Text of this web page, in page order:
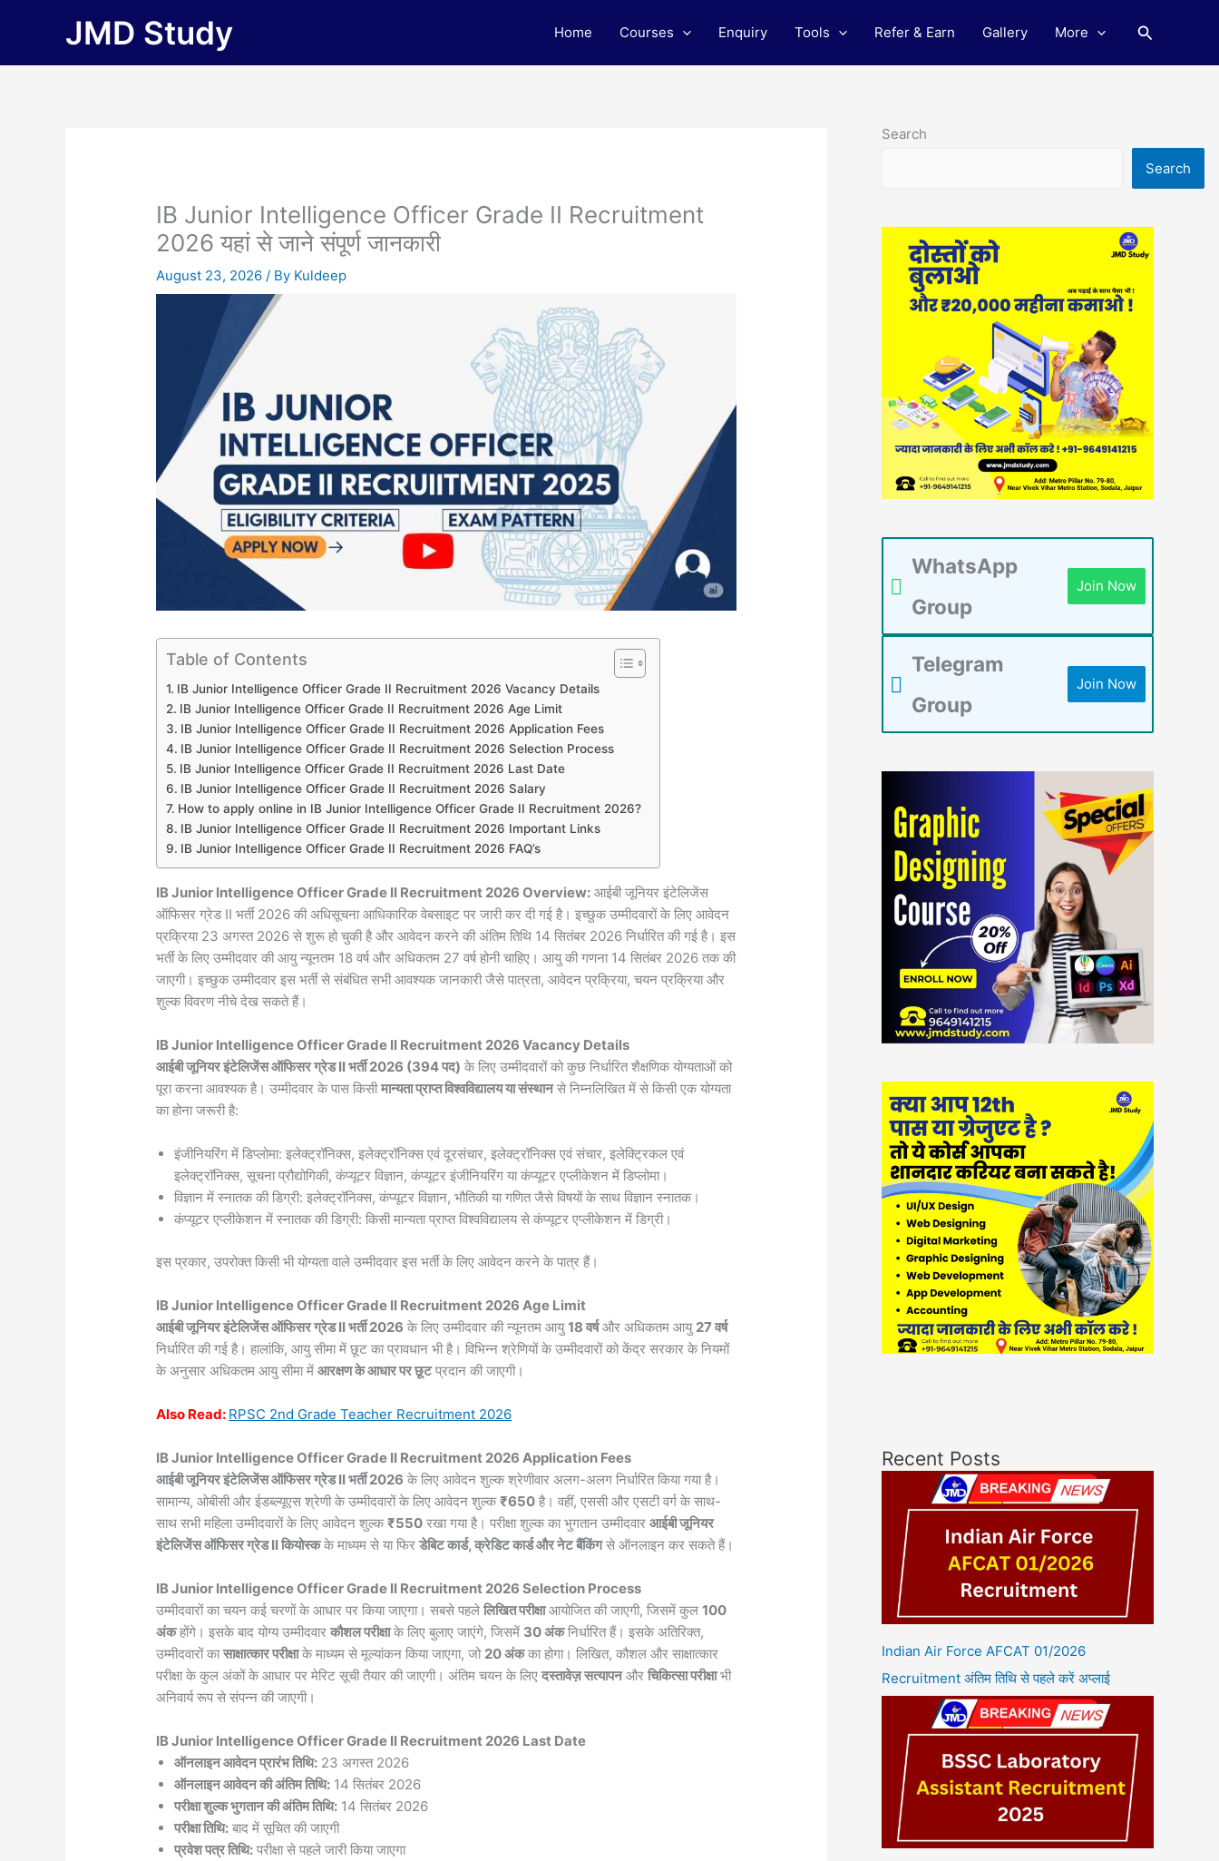
JMD Study Home Courses Enquiry Tools Refer & Earn Gallery More Search
IB Junior Intelligence Officer Grade II Recruitment
2026 यहां से जाने संपूर्ण जानकारी
August 23, 2026/ By Kuldeep
Table of Contents
IB Junior Intelligence Officer Grade II Recruitment 2026 Vacancy Details
IB Junior Intelligence Officer Grade II Recruitment 2026 Age Limit
IB Junior Intelligence Officer Grade II Recruitment 2026 Application Fees
IB Junior Intelligence Officer Grade II Recruitment 2026 Selection Process
IB Junior Intelligence Officer Grade II Recruitment 2026 Last Date
IB Junior Intelligence Officer Grade II Recruitment 2026 Salary
How to apply online in IB Junior Intelligence Officer Grade II Recruitment 2026?
IB Junior Intelligence Officer Grade II Recruitment 2026 Important Links
IB Junior Intelligence Officer Grade II Recruitment 2026 FAQ’s
IB Junior Intelligence Officer Grade II Recruitment 2026 Overview: आईबी जूनियर इंटेलिजेंस
ऑफिसर ग्रेड II भर्ती 2026 की अधिसूचना आधिकारिक वेबसाइट पर जारी कर दी गई है। इच्छुक उम्मीदवारों के लिए आवेदन
प्रक्रिया 23 अगस्त 2026 से शुरू हो चुकी है और आवेदन करने की अंतिम तिथि 14 सितंबर 2026 निर्धारित की गई है। इस
भर्ती के लिए उम्मीदवार की आयु न्यूनतम 18 वर्ष और अधिकतम 27 वर्ष होनी चाहिए। आयु की गणना 14 सितंबर 2026 तक की
जाएगी। इच्छुक उम्मीदवार इस भर्ती से संबंधित सभी आवश्यक जानकारी जैसे पात्रता, आवेदन प्रक्रिया, चयन प्रक्रिया और
शुल्क विवरण नीचे देख सकते हैं।
IB Junior Intelligence Officer Grade II Recruitment 2026 Vacancy Details
आईबी जूनियर इंटेलिजेंस ऑफिसर ग्रेड II भर्ती 2026 (394 पद) के लिए उम्मीदवारों को कुछ निर्धारित शैक्षणिक योग्यताओं को
पूरा करना आवश्यक है। उम्मीदवार के पास किसीमान्यता प्राप्त विश्वविद्यालय या संस्थानसे निम्नलिखित में से किसी एक योग्यता
का होना जरूरी है:
इंजीनियरिंग में डिप्लोमा: इलेक्ट्रॉनिक्स, इलेक्ट्रॉनिक्स एवं दूरसंचार, इलेक्ट्रॉनिक्स एवं संचार, इलेक्ट्रिकल एवं
इलेक्ट्रॉनिक्स, सूचना प्रौद्योगिकी, कंप्यूटर विज्ञान, कंप्यूटर इंजीनियरिंग या कंप्यूटर एप्लीकेशन में डिप्लोमा।
विज्ञान में स्नातक की डिग्री: इलेक्ट्रॉनिक्स, कंप्यूटर विज्ञान, भौतिकी या गणित जैसे विषयों के साथ विज्ञान स्नातक।
कंप्यूटर एप्लीकेशन में स्नातक की डिग्री: किसी मान्यता प्राप्त विश्वविद्यालय से कंप्यूटर एप्लीकेशन में डिग्री।
इस प्रकार, उपरोक्त किसी भी योग्यता वाले उम्मीदवार इस भर्ती के लिए आवेदन करने के पात्र हैं।
IB Junior Intelligence Officer Grade II Recruitment 2026 Age Limit
आईबी जूनियर इंटेलिजेंस ऑफिसर ग्रेड II भर्ती 2026 के लिए उम्मीदवार की न्यूनतम आयु18 वर्षऔर अधिकतम आयु 27 वर्ष
निर्धारित की गई है। हालांकि, आयु सीमा में छूट का प्रावधान भी है। विभिन्न श्रेणियों के उम्मीदवारों को केंद्र सरकार के नियमों
के अनुसार अधिकतम आयु सीमा मेंआरक्षण के आधार पर छूटप्रदान की जाएगी।
Also Read: RPSC 2nd Grade Teacher Recruitment 2026
IB Junior Intelligence Officer Grade II Recruitment 2026 Application Fees
आईबी जूनियर इंटेलिजेंस ऑफिसर ग्रेड II भर्ती 2026 के लिए आवेदन शुल्क श्रेणीवार अलग-अलग निर्धारित किया गया है।
सामान्य, ओबीसी और ईडब्ल्यूएस श्रेणी के उम्मीदवारों के लिए आवेदन शुल्क₹650 है। वहीं, एससी और एसटी वर्ग के साथ-
साथ सभी महिला उम्मीदवारों के लिए आवेदन शुल्क₹550 रखा गया है। परीक्षा शुल्क का भुगतान उम्मीदवारआईबी जूनियर
इंटेलिजेंस ऑफिसर ग्रेड II कियोस्कके माध्यम से या फिरडेबिट कार्ड, क्रेडिट कार्ड और नेट बैंकिंगसे ऑनलाइन कर सकते हैं।
IB Junior Intelligence Officer Grade II Recruitment 2026 Selection Process
उम्मीदवारों का चयन कई चरणों के आधार पर किया जाएगा। सबसे पहलेलिखित परीक्षाआयोजित की जाएगी, जिसमें कुल100
अंकहोंगे। इसके बाद योग्य उम्मीदवारकौशल परीक्षाके लिए बुलाए जाएंगे, जिसमें 30 अंकनिर्धारित हैं। इसके अतिरिक्त,
उम्मीदवारों कासाक्षात्कार परीक्षाके माध्यम से मूल्यांकन किया जाएगा, जो 20 अंकका होगा। लिखित, कौशल और साक्षात्कार
परीक्षा के कुल अंकों के आधार पर मेरिट सूची तैयार की जाएगी। अंतिम चयन के लिएदस्तावेज़ सत्यापनऔरचिकित्सा परीक्षाभी
अनिवार्य रूप से संपन्न की जाएगी।
IB Junior Intelligence Officer Grade II Recruitment 2026 Last Date
ऑनलाइन आवेदन प्रारंभ तिथि: 23 अगस्त 2026
ऑनलाइन आवेदन की अंतिम तिथि: 14 सितंबर 2026
परीक्षा शुल्क भुगतान की अंतिम तिथि: 14 सितंबर 2026
परीक्षा तिथि: बाद में सूचित की जाएगी
प्रवेश पत्र तिथि: परीक्षा से पहले जारी किया जाएगा
Search
Search
WhatsApp
Group
Join Now
Telegram
Group
Join Now
Recent Posts
Indian Air Force AFCAT 01/2026
Recruitment अंतिम तिथि से पहले करें अप्लाई